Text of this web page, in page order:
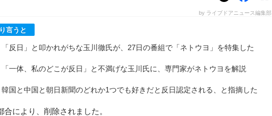
by ライブドアニュース編集部
言うと
「反日」と叩かれがちな玉川徹氏が、27日の番組で「ネトウヨ」を特集した
「一体、私のどこが反日」と不満げな玉川氏に、専門家がネトウヨを解説
韓国と中国と朝日新聞のどれか1つでも好きだと反日認定される、と指摘した
合により、削除されました。